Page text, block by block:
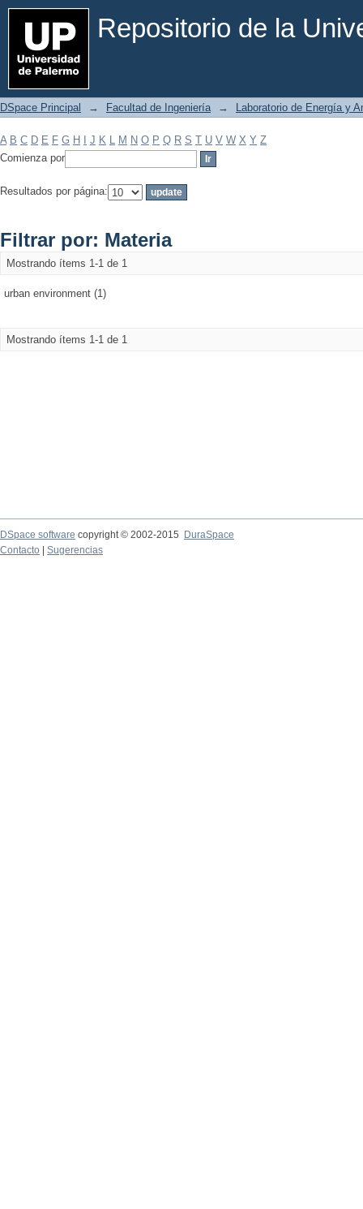
Repositorio de la
Filtrar por: Materia
DSpace Principal → Facultad de Ingeniería → Laboratorio de Energía y
A B C D E F G H J K L M N O P Q R S T U V W X Y Z
Comienza por
Resultados por página:
Filtrar por: Materia
Mostrando ítems 1-1 de 1
urban environment (1)
Mostrando ítems 1-1 de 1
DSpace software copyright © 2002-2015
DuraSpace
Contacto
Sugerencias